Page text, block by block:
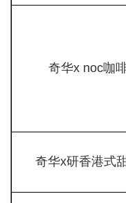
奇华x noc咖
奇华x研香港式